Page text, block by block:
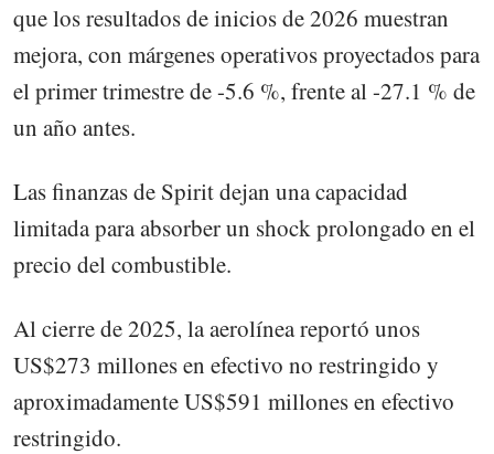
que los resultados de inicios de 2026 muestran
mejora, con márgenes operativos proyectados para
el primer trimestre de -5.6 %, frente al -27.1 % de
un año antes.
Las finanzas de Spirit dejan una capacidad
limitada para absorber un shock prolongado en el
precio del combustible.
Al cierre de 2025, la aerolínea reportó unos
US$273 millones en efectivo no restringido y
aproximadamente US$591 millones en efectivo
restringido.